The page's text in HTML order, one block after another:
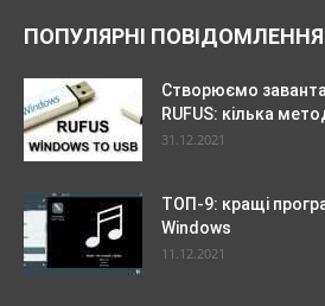
ПОПУЛЯРНІ ПОВІДОМЛЕННЯ
Створюємо
RUFUS: кілька
31.12.2021
ТОП-9: кращі
Windows
11.12.2021